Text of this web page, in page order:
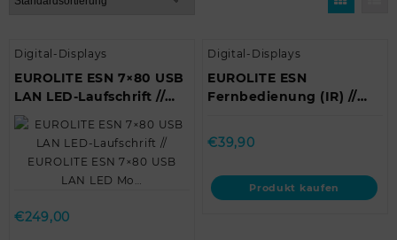
Digital-Displays
EUROLITE ESN 7×80 USB
LAN LED-Laufschrift //
EUROLITE ESN 7×80 USB
LAN LED Mo…
€249,00
Digital-Displays
EUROLITE ESN
Fernbedienung (IR) //
control (IR)
€39,90
Produkt kaufen